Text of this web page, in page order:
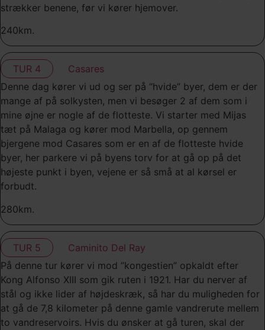
strækker benene, før vi kører hjemover.
240km.
TUR 4
Casares
Denne dag kører vi ud og ser på “hvide” byer, dem er der
mange af på solkysten, men vi besøger 2 af dem som i
mine øjne er nogle af de flotteste. Vi starter med Mijas
tæt på Malaga og kører mod Marbella, op gennem
bjergene mod Casares som er en af de flotteste hvide
byer, her parkere vi på byens torv for at gå op på det
højeste punkt i byen, vejene er så små at al kørsel er
forbudt.
280km.
TUR 5
Caminito Del Ray
På denne tur kører vi mod ”kongestien” opkaldt efter
Kong Alfonso XIII som gik ruten i 1921. Har du nerver af
stål og ikke lider af højdeskræk, så har du muligheden for
at gå de 7,8 kilometer på denne gamle vandrerute mellem
to vandreservoirs. Hvis du ønsker at gå turen, skal der